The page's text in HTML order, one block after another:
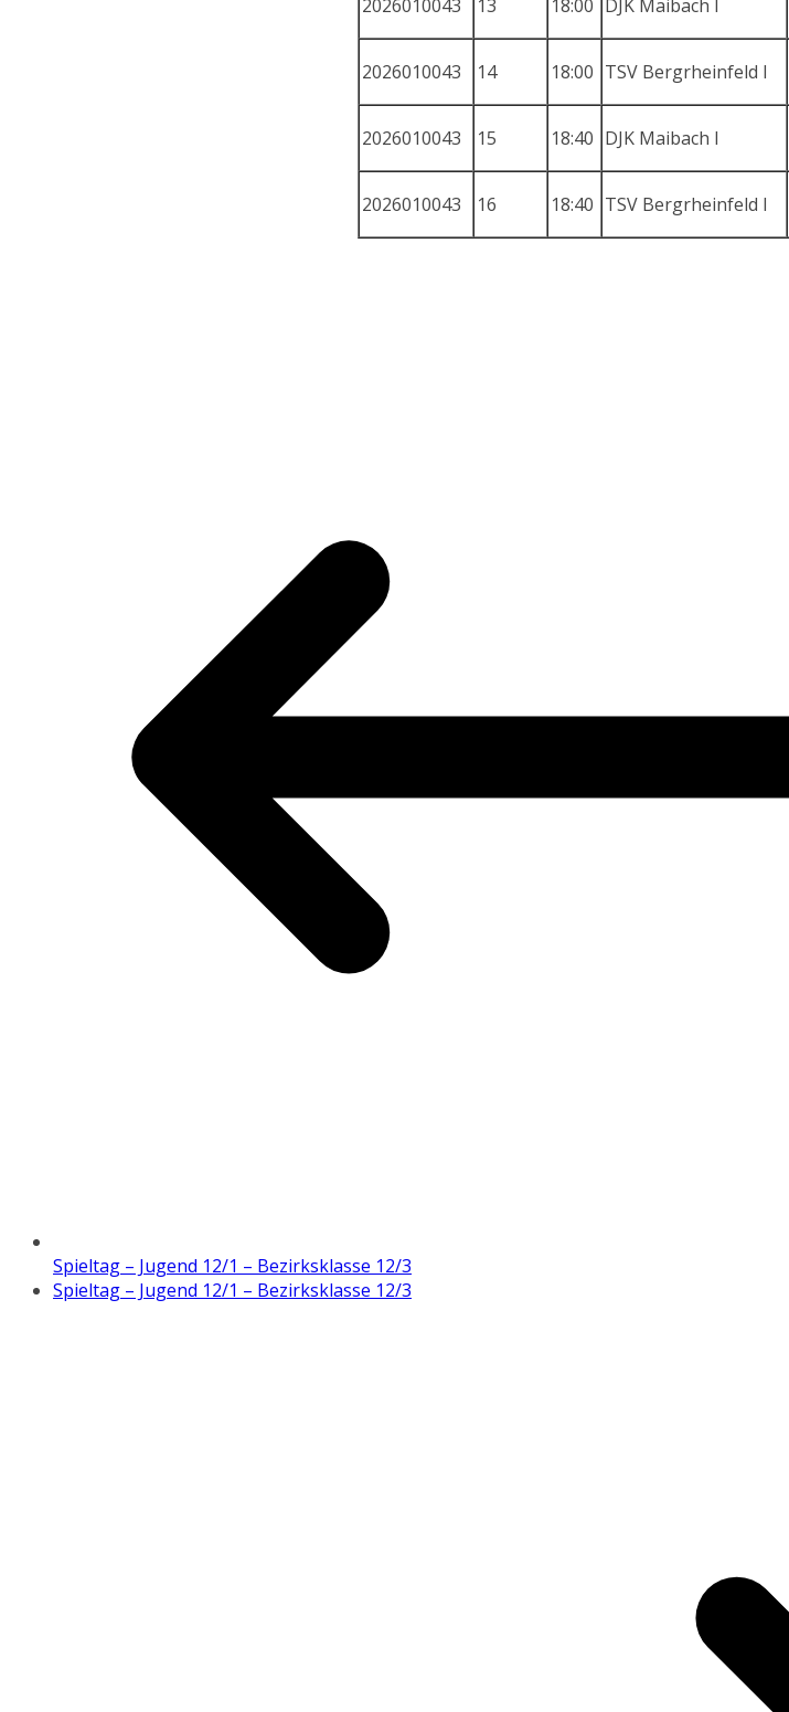
2026010043 13 18:00 DJK Maibach I
2026010043 14 18:00 TSV Bergrheinfeld I
2026010043 15 18:40 DJK Maibach I
2026010043 16 18:40 TSV Bergrheinfeld I
Spieltag – Jugend 12/1 – Bezirksklasse 12/3
Spieltag – Jugend 12/1 – Bezirksklasse 12/3